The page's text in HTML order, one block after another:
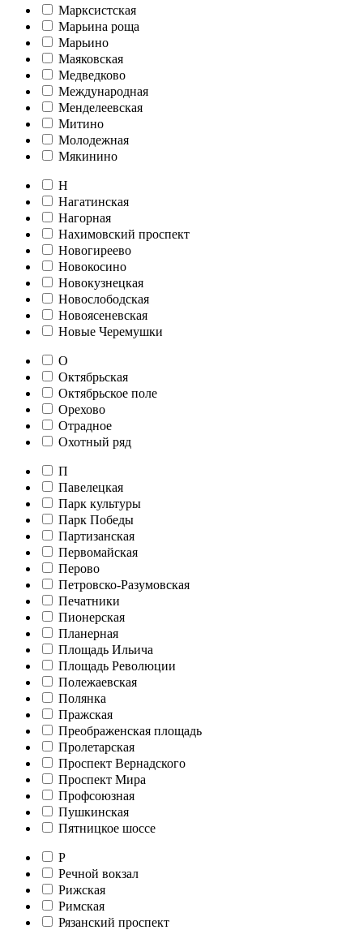
Марксистская
Марьина роща
Марьино
Маяковская
Медведково
Международная
Менделеевская
Митино
Молодежная
Мякинино
Н
Нагатинская
Нагорная
Нахимовский проспект
Новогиреево
Новокосино
Новокузнецкая
Новослободская
Новоясеневская
Новые Черемушки
О
Октябрьская
Октябрьское поле
Орехово
Отрадное
Охотный ряд
П
Павелецкая
Парк культуры
Парк Победы
Партизанская
Первомайская
Перово
Петровско-Разумовская
Печатники
Пионерская
Планерная
Площадь Ильича
Площадь Революции
Полежаевская
Полянка
Пражская
Преображенская площадь
Пролетарская
Проспект Вернадского
Проспект Мира
Профсоюзная
Пушкинская
Пятницкое шоссе
Р
Речной вокзал
Рижская
Римская
Рязанский проспект